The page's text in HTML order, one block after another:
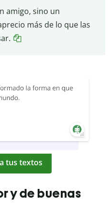
amigo, sino un
más de lo que las
tus textos
y de buenas